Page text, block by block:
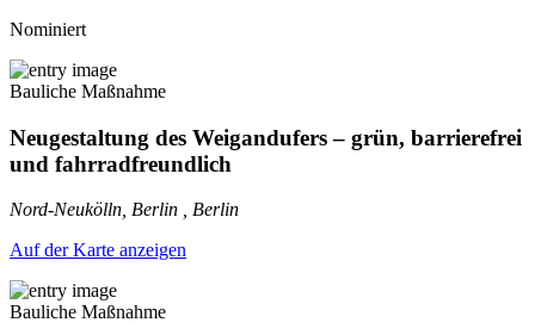
Nominiert
Bauliche Maßnahme
Neugestaltung des Weigandufers – grün, barrierefrei
und fahrradfreundlich
Nord-Neukölln, Berlin , Berlin
Auf der Karte anzeigen
Bauliche Maßnahme